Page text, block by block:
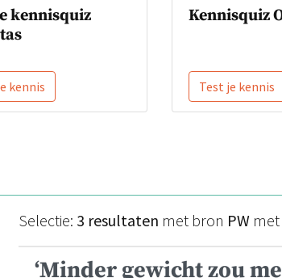
kennisquiz
kennis
Kennisquiz
Test je kennis
Selectie: 3 resultaten met bron PW
‘Minder gewicht zou